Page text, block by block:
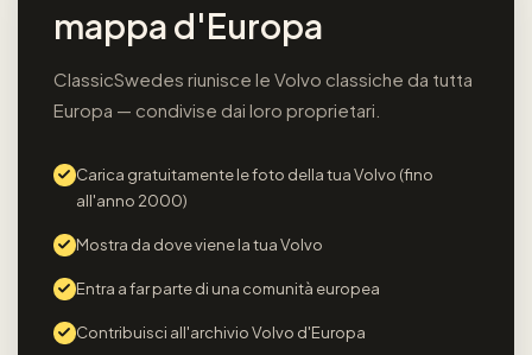
mappa d'Europa
ClassicSwedes riunisce le Volvo classiche da tutta
Europa — condivise dai loro proprietari.
Carica gratuitamente le foto della tua Volvo (fino
all'anno 2000)
Mostra da dove viene la tua Volvo
Entra a far parte di una comunità europea
Contribuisci all'archivio Volvo d'Europa